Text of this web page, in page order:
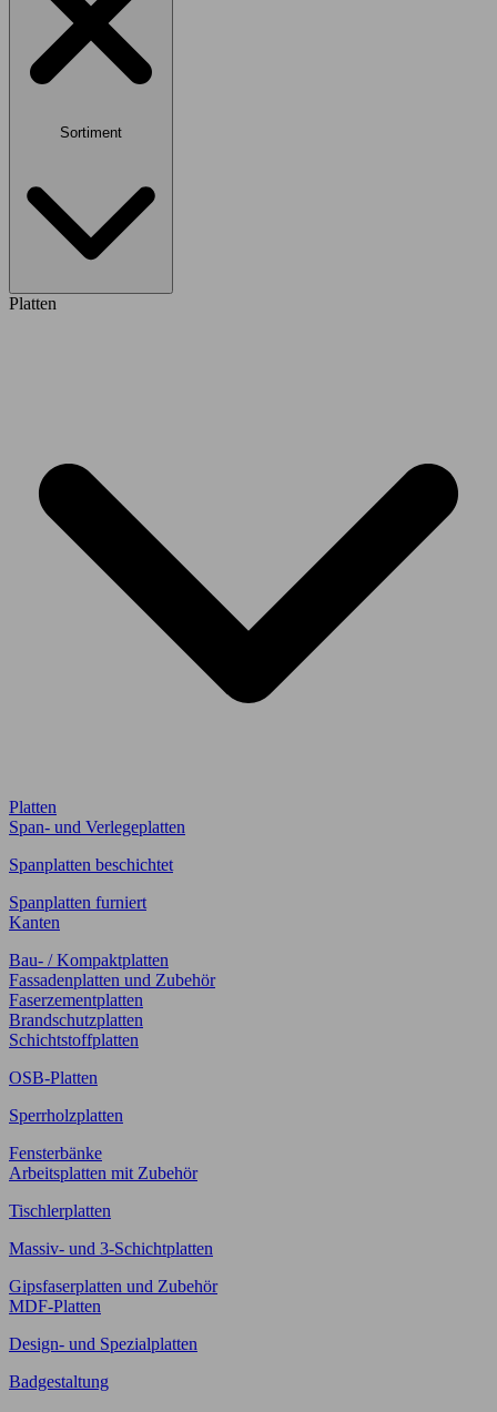
Sortiment
Platten
Platten
Span- und Verlegeplatten
Spanplatten beschichtet
Spanplatten furniert
Kanten
Bau- / Kompaktplatten
Fassadenplatten und Zubehör
Faserzementplatten
Brandschutzplatten
Schichtstoffplatten
OSB-Platten
Sperrholzplatten
Fensterbänke
Arbeitsplatten mit Zubehör
Tischlerplatten
Massiv- und 3-Schichtplatten
Gipsfaserplatten und Zubehör
MDF-Platten
Design- und Spezialplatten
Badgestaltung